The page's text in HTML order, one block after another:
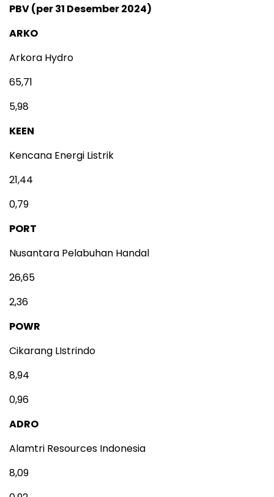
PBV (per 31 Desember 2024)
ARKO
Arkora Hydro
65,71
5,98
KEEN
Kencana Energi Listrik
21,44
0,79
PORT
Nusantara Pelabuhan Handal
26,65
2,36
POWR
Cikarang LIstrindo
8,94
0,96
ADRO
Alamtri Resources Indonesia
8,09